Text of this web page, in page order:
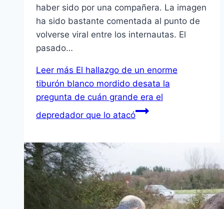
haber sido por una compañera. La imagen
ha sido bastante comentada al punto de
volverse viral entre los internautas. El
pasado…
Leer más El hallazgo de un enorme
tiburón blanco mordido desata la
pregunta de cuán grande era el
depredador que lo atacó